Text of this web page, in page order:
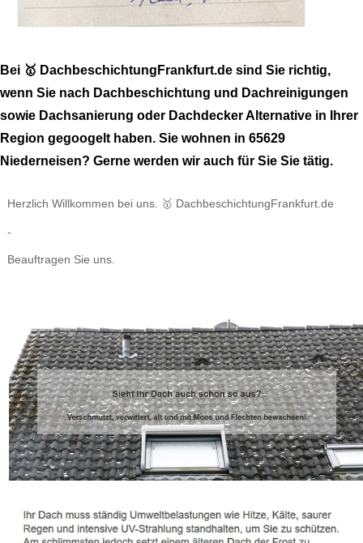
Bei 🥇 DachbeschichtungFrankfurt.de sind Sie richtig,
wenn Sie nach Dachbeschichtung und Dachreinigungen
sowie Dachsanierung oder Dachdecker Alternative in Ihrer
Region gegoogelt haben. Sie wohnen in 65629
Niederneisen? Gerne werden wir auch für Sie Sie tätig.
Herzlich Willkommen bei uns. 🥇 DachbeschichtungFrankfurt.de
-
Beauftragen Sie uns.